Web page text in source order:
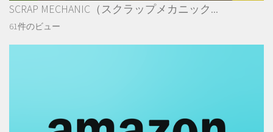
SCRAP MECHANIC（スクラップメカニック...
61件のビュー